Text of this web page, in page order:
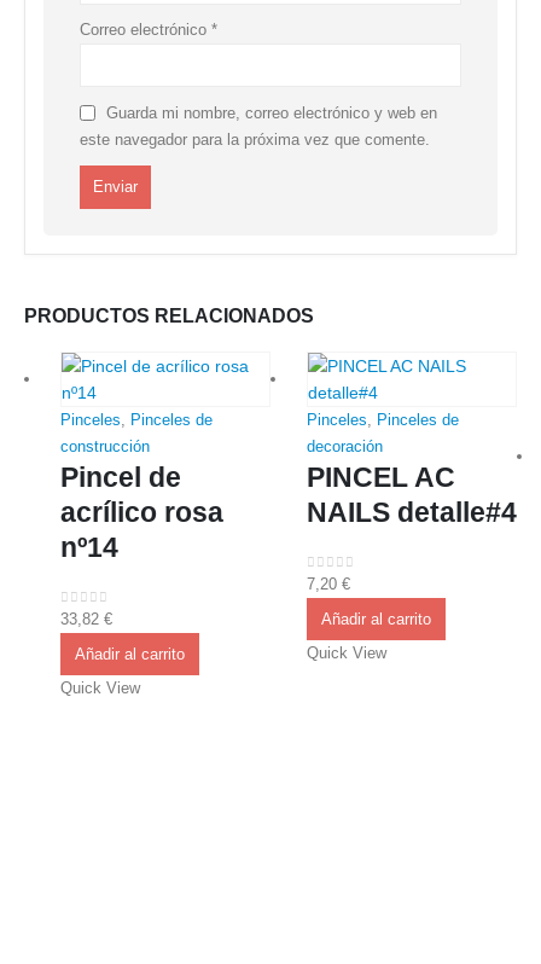
Correo electrónico *
Guarda mi nombre, correo electrónico y web en
este navegador para la próxima vez que comente.
PRODUCTOS RELACIONADOS
Pinceles, Pinceles de
construcción
Pincel de
acrílico rosa
nº14
0out of 5
33,82 €
Añadir al carrito
Quick View
Pinceles, Pinceles de
decoración
PINCEL AC
NAILS detalle#4
0out of 5
7,20 €
Añadir al carrito
Quick View